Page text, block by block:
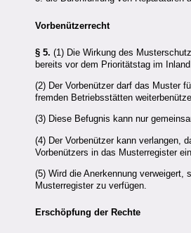
Vorbenützerrecht
§ 5. (1) Die Wirkung des
bereits vor dem Prioritätstag im
(2) Der Vorbenützer darf das Muster
fremden Betriebsstätten
(3) Diese Befugnis kann nur
(4) Der Vorbenützer kann verlangen,
Vorbenützers in das Musterregister
(5) Wird die Anerkennung
Musterregister zu verfügen.
Erschöpfung der Rechte